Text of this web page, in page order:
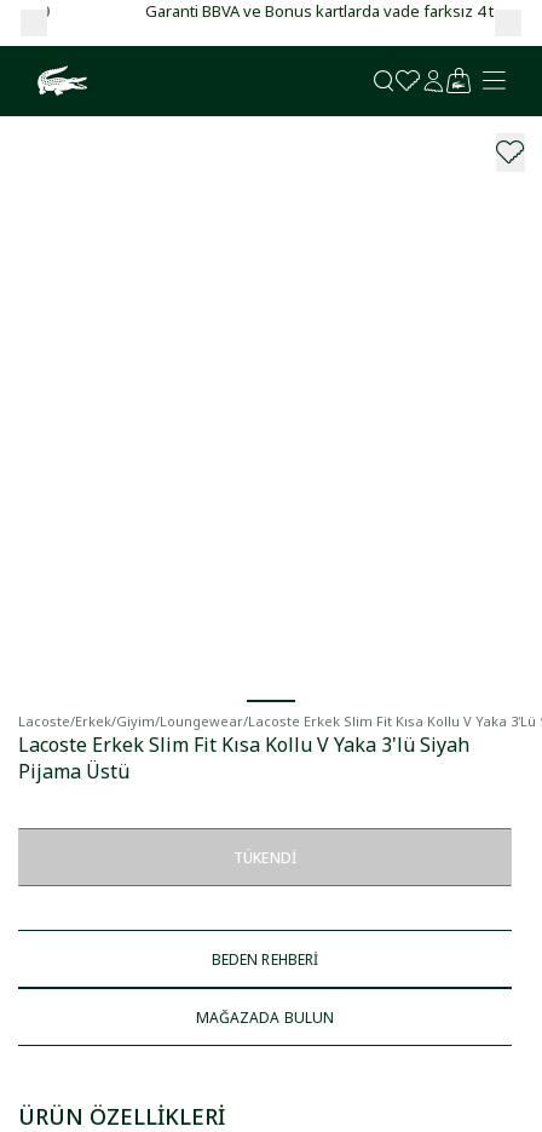
Garanti BBVA ve Bonus kartlarda vade farksız 4 taksit!
Lacoste/Erkek/Giyim/Loungewear/Lacoste Erkek Slim Fit Kısa Kollu V Yaka
Lacoste Erkek Slim Fit Kısa Kollu V Yaka 3'lü Siyah
Pijama Üstü
TÜKENDI
BEDEN REHBERİ
MAĞAZADA BULUN
ÜRÜN ÖZELLİKLERİ